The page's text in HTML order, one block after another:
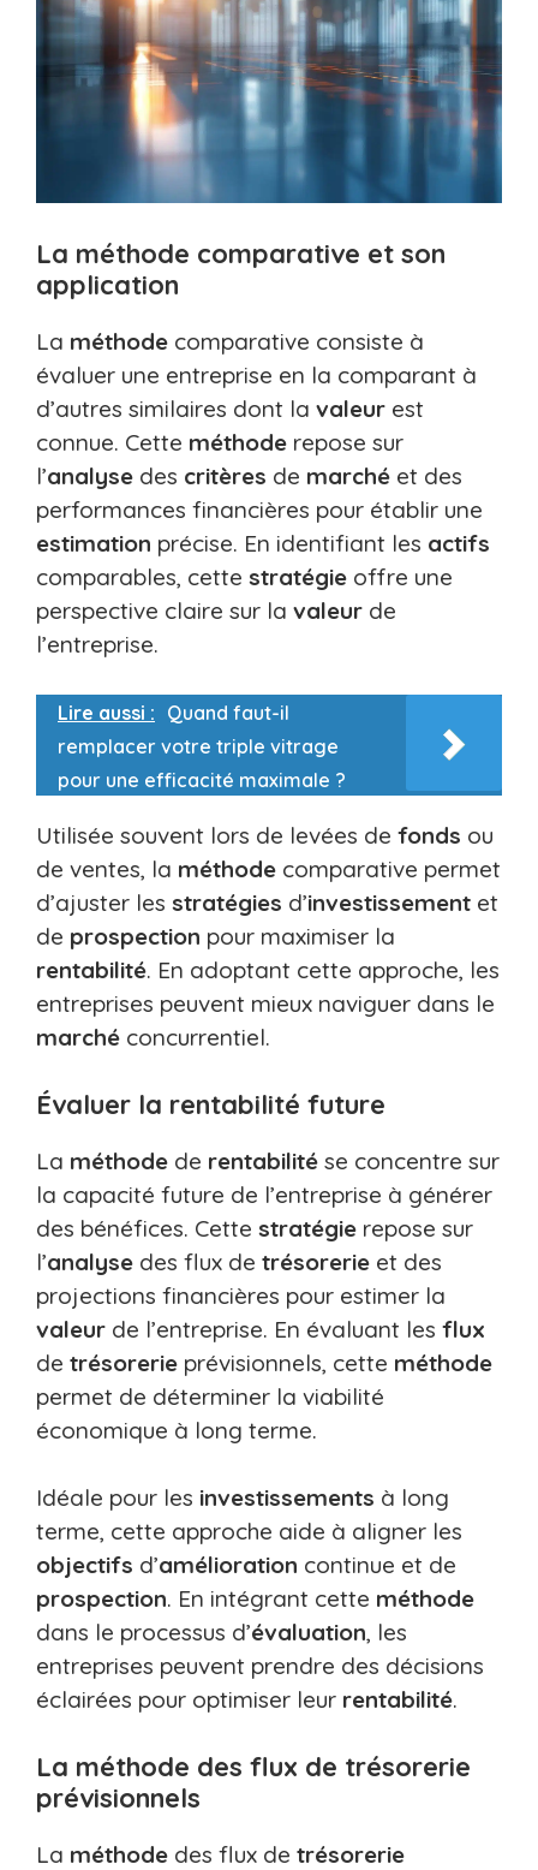
La méthode comparative et son
application
La méthode comparative consiste à
évaluer une entreprise en la comparant à
d’autres similaires dont la valeur est
connue. Cette méthode repose sur
l’analyse des critères de marché et des
performances financières pour établir une
estimation précise. En identifiant les actifs
comparables, cette stratégie offre une
perspective claire sur la valeur de
l’entreprise.
Lire aussi : Quand faut-il
remplacer votre triple vitrage
pour une efficacité maximale ?
Utilisée souvent lors de levées de fonds ou
de ventes, la méthode comparative permet
d’ajuster les stratégies d’investissement et
de prospection pour maximiser la
rentabilité. En adoptant cette approche, les
entreprises peuvent mieux naviguer dans le
marché concurrentiel.
Évaluer la rentabilité future
La méthode de rentabilité se concentre sur
la capacité future de l’entreprise à générer
des bénéfices. Cette stratégie repose sur
l’analyse des flux de trésorerie et des
projections financières pour estimer la
valeur de l’entreprise. En évaluant les flux
de trésorerie prévisionnels, cette méthode
permet de déterminer la viabilité
économique à long terme.
Idéale pour les investissements à long
terme, cette approche aide à aligner les
objectifs d’amélioration continue et de
prospection. En intégrant cette méthode
dans le processus d’évaluation, les
entreprises peuvent prendre des décisions
éclairées pour optimiser leur rentabilité.
La méthode des flux de trésorerie
prévisionnels
La méthode des flux de trésorerie